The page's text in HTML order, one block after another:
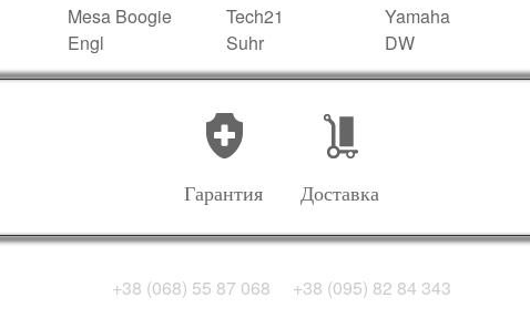
Mesa Boogie
Engl
Tech21
Suhr
Yamaha
DW
Гарантия Доставка
+38 (068) 55 87 068
+38 (095) 82 84 343